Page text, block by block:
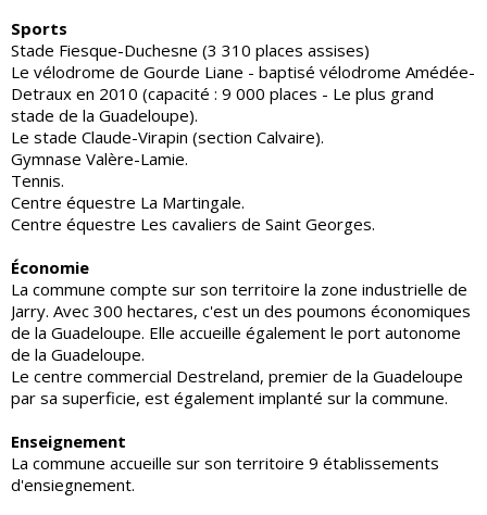
Sports
Stade Fiesque-Duchesne (3 310 places assises)
Le vélodrome de Gourde Liane - baptisé vélodrome Amédée-
Detraux en 2010 (capacité : 9 000 places - Le plus grand
stade de la Guadeloupe).
Le stade Claude-Virapin (section Calvaire).
Gymnase Valère-Lamie.
Tennis.
Centre équestre La Martingale.
Centre équestre Les cavaliers de Saint Georges.
Économie
La commune compte sur son territoire la zone industrielle de
Jarry. Avec 300 hectares, c'est un des poumons économiques
de la Guadeloupe. Elle accueille également le port autonome
de la Guadeloupe.
Le centre commercial Destreland, premier de la Guadeloupe
par sa superficie, est également implanté sur la commune.
Enseignement
La commune accueille sur son territoire 9 établissements
d'ensiegnement.